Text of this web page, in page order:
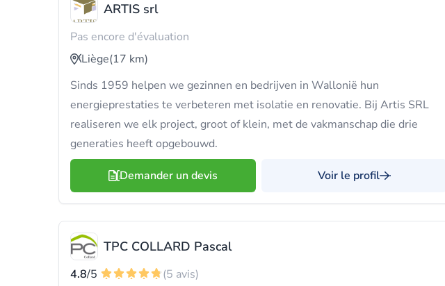
ARTIS srl
Pas encore d'évaluation
Liège(17 km)
Sinds 1959 helpen we gezinnen en bedrijven in Wallonië hun
energieprestaties te verbeteren met isolatie en renovatie. Bij Artis SRL
realiseren we elk project, groot of klein, met de vakmanschap die drie
generaties heeft opgebouwd.
Demander un devis Voir le profil
TPC COLLARD Pascal
4.8/5
(5 avis)